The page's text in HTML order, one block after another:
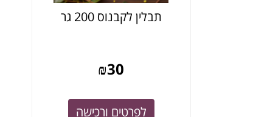
תבלין לקבנוס 200 גר
₪30
לפרטים ורכישה